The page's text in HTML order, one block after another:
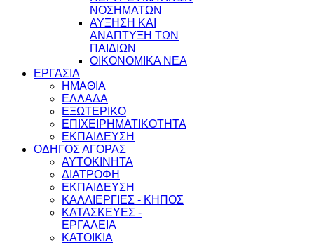
ΝΟΣΗΜΑΤΩΝ
ΑΥΞΗΣΗ ΚΑΙ
ΑΝΑΠΤΥΞΗ ΤΩΝ
ΠΑΙΔΙΩΝ
ΟΙΚΟΝΟΜΙΚΑ ΝΕΑ
ΕΡΓΑΣΙΑ
ΗΜΑΘΙΑ
ΕΛΛΑΔΑ
ΕΞΩΤΕΡΙΚΟ
ΕΠΙΧΕΙΡΗΜΑΤΙΚΟΤΗΤΑ
ΕΚΠΑΙΔΕΥΣΗ
ΟΔΗΓΟΣ ΑΓΟΡΑΣ
ΑΥΤΟΚΙΝΗΤΑ
ΔΙΑΤΡΟΦΗ
ΕΚΠΑΙΔΕΥΣΗ
ΚΑΛΛΙΕΡΓΙΕΣ - ΚΗΠΟΣ
ΚΑΤΑΣΚΕΥΕΣ -
ΕΡΓΑΛΕΙΑ
ΚΑΤΟΙΚΙΑ